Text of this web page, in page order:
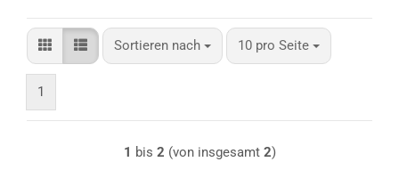
Sortieren nach
Sortieren nach 10 pro Seite
pro Seite
1
1 bis 2 (von insgesamt 2)